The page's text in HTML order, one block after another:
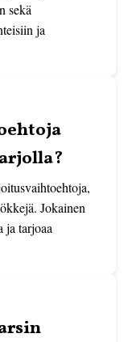
sekä
ja
Jokainen
ja tarjoaa